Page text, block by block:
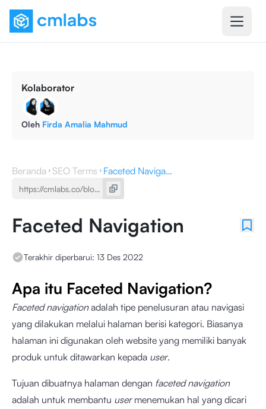
Kolaborator
Oleh Firda Amalia Mahmud
Beranda SEO Terms Faceted Navigation
Faceted Navigation
Terakhir diperbarui: 13 Des 2022
Apa itu Faceted Navigation?
Faceted navigationadalah tipe penelusuran atau navigasi
yang dilakukan melalui halaman berisi kategori. Biasanya
halaman ini digunakan oleh website yang memiliki banyak
produk untuk ditawarkan kepada user.
Tujuan dibuatnya halaman dengan faceted navigation
adalah untuk membantu usermenemukan hal yang dicari